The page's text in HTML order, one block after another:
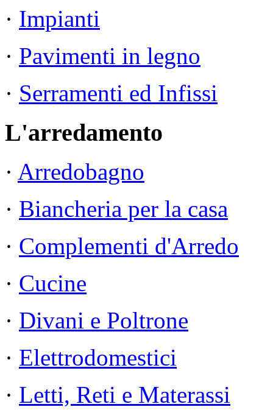
· Impianti
· Pavimenti in legno
· Serramenti ed Infissi
L'arredamento
· Arredobagno
· Biancheria per la casa
· Complementi d'Arredo
· Cucine
· Divani e Poltrone
· Elettrodomestici
· Letti, Reti e Materassi